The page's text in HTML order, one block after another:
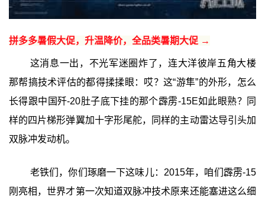
拼多多暑假大促，升温降价，全品类暑期大促 →
这消息一出，不光军迷圈炸了，连大洋彼岸五角大楼
那帮搞技术评估的都得揉揉眼：哎？这“游隼”的外形，怎么
长得跟中国歼-20肚子底下挂的那个霹雳-15E如此眼熟？同
样的四片梯形弹翼加十字形尾舵，同样的主动雷达导引头加
双脉冲发动机。
老铁们，你们琢磨一下这味儿：2015年，咱们霹雳-15
刚亮相，世界才第一次知道双脉冲技术原来还能塞进这么细